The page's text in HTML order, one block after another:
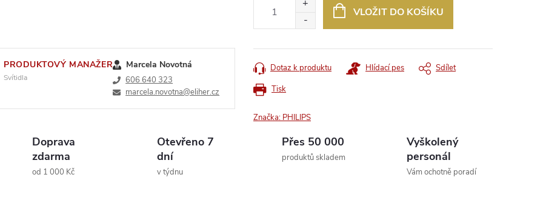
PRODUKTOVÝ MANAŽER
Svítidla
Marcela Novotná
606 640 323
marcela.novotna@eliher.cz
VLOŽIT DO KOŠÍKU
Tisk
Dotaz k produktu Hlídací pes Sdílet
Značka: PHILIPS
Doprava
zdarma
od 1 000 Kč
Otevřeno 7
dní
v týdnu
Přes 50 000
produktů skladem
Vyškolený
personál
Vám ochotně poradí